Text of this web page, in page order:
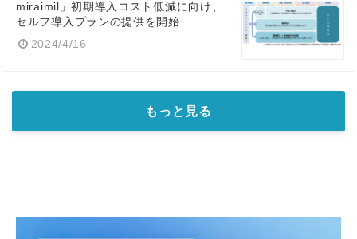
miraimil」初期導入コスト低減に向け、
セルフ導入プランの提供を開始
2024/4/16
もっと見る